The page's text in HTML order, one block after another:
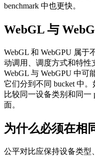
benchmark 中也更快。
WebGL 与
WebGL 和 WebGPU 属
动调用、调度方式和特性
WebGL 与 WebGPU 中
它们分到不同 bucket 中
比较同一设备类别和同一
面。
为什么必须在相
公平对比应保持设备类型